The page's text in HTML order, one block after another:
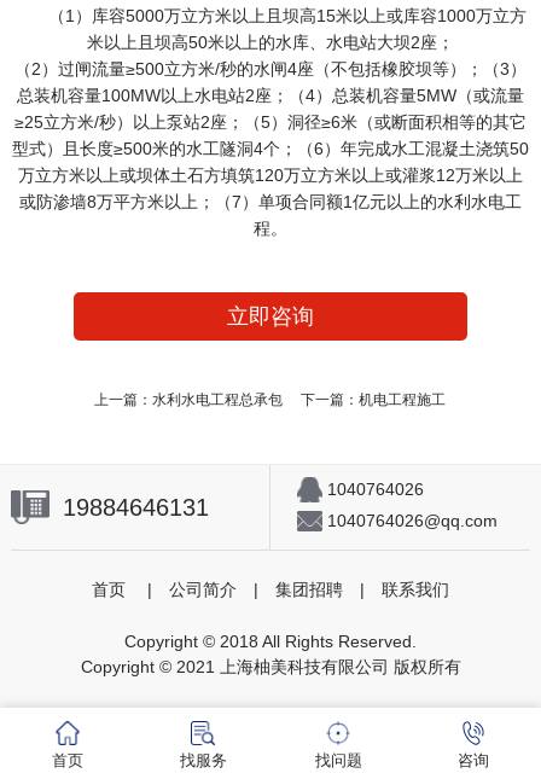
（1）库容5000万立方米以上且坝高15米以上或库容1000万立方
米以上且坝高50米以上的水库、水电站大坝2座；
（2）过闸流量≥500立方米/秒的水闸4座（不包括橡胶坝等）；（3）
总装机容量100MW以上水电站2座；（4）总装机容量5MW（或流量
≥25立方米/秒）以上泵站2座；（5）洞径≥6米（或断面积相等的其它
型式）且长度≥500米的水工隧洞4个；（6）年完成水工混凝土浇筑50
万立方米以上或坝体土石方填筑120万立方米以上或灌浆12万米以上
或防渗墙8万平方米以上；（7）单项合同额1亿元以上的水利水电工
程。
立即咨询
上一篇：水利水电工程总承包 下一篇：机电工程施工
19884646131
1040764026
1040764026@qq.com
首页 | 公司简介 | 集团招聘 | 联系我们
Copyright © 2018 All Rights Reserved.
Copyright © 2021 上海柚美科技有限公司 版权所有
首页 找服务 找问题 咨询